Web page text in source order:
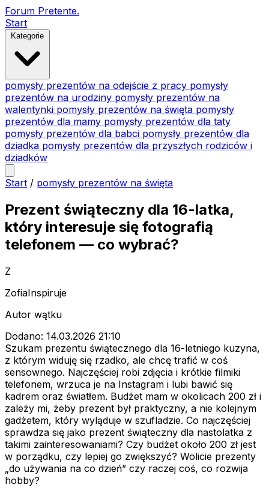
Forum Pretente.
Start
Kategorie
pomysły prezentów na odejście z pracy pomysły
prezentów na urodziny pomysły prezentów na
walentynki pomysły prezentów na święta pomysły
prezentów dla mamy pomysły prezentów dla taty
pomysły prezentów dla babci pomysły prezentów dla
dziadka pomysły prezentów dla przyszłych rodziców i
dziadków
Start / pomysły prezentów na święta
Prezent świąteczny dla 16-latka,
który interesuje się fotografią
telefonem — co wybrać?
Z
ZofiaInspiruje
Autor wątku
Dodano: 14.03.2026 21:10
Szukam prezentu świątecznego dla 16-letniego kuzyna,
z którym widuję się rzadko, ale chcę trafić w coś
sensownego. Najczęściej robi zdjęcia i krótkie filmiki
telefonem, wrzuca je na Instagram i lubi bawić się
kadrem oraz światłem. Budżet mam w okolicach 200 zł i
zależy mi, żeby prezent był praktyczny, a nie kolejnym
gadżetem, który wyląduje w szufladzie. Co najczęściej
sprawdza się jako prezent świąteczny dla nastolatka z
takimi zainteresowaniami? Czy budżet około 200 zł jest
w porządku, czy lepiej go zwiększyć? Wolicie prezenty
„do używania na co dzień” czy raczej coś, co rozwija
hobby?